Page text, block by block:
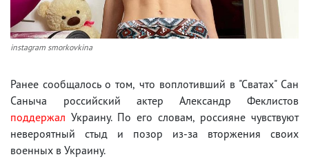
instagram smorkovkina
Ранее сообщалось о том, что воплотивший в "Сватах" Сан
Саныча российский актер Александр Феклистов
поддержал Украину. По его словам, россияне чувствуют
невероятный стыд и позор из-за вторжения своих
военных в Украину.